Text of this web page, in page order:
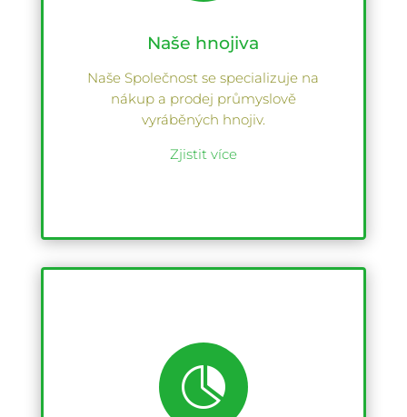
Naše hnojiva
Naše Společnost se specializuje na
nákup a prodej průmyslově
vyráběných hnojiv.
Zjistit více
